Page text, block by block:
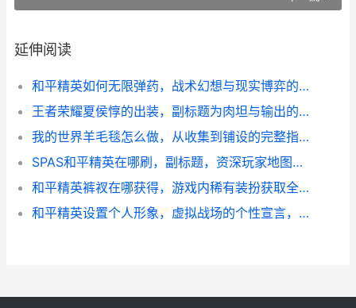
延伸阅读
和平精英如何无限弹药，战术幻想与现实博弈的副标题
王者荣耀夏侯惇的出装，副标题为肉坦与输出的完美平衡之道
我的世界羊毛毯怎么做，从收集到铺设的完整指南
SPAS和平精英在哪刷，副标题，资深玩家地图资源点深度解析
和平精英裤衩在哪获得，游戏内稀有装扮获取全解析
和平精英设置个人形象，虚拟战场的个性宣言，副标题，从角色定制到战术表达